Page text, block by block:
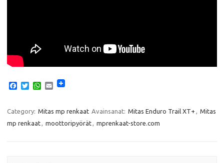
e
b
o
T
t
t
e
W
t
A
E
i
Category: Mitas mp renkaat Avainsanat: Mitas Enduro Trail XT+ , Mitas
mp renkaat, moottoripyörät, mprenkaat-store.com